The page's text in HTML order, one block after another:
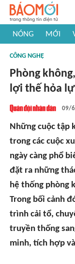
NÓNG MỚI
#Khám phá thế giới
CÔNG NGHỆ
Phòng
lợi thế hỏa
09/
Những cuộc tập
trong các cuộc
ngày càng phổ
đặt ra những
hệ thống phòng
Trong bối cảnh
trình cải tổ,
truyền thống
minh, tích hợp